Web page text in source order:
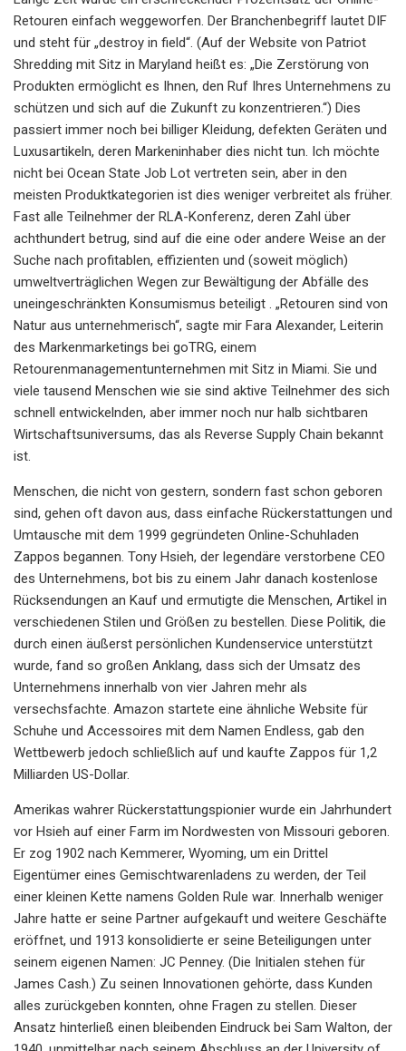
Retouren einfach weggeworfen. Der Branchenbegriff lautet DIF
und steht für „destroy in field“. (Auf der Website von Patriot
Shredding mit Sitz in Maryland heißt es: „Die Zerstörung von
Produkten ermöglicht es Ihnen, den Ruf Ihres Unternehmens zu
schützen und sich auf die Zukunft zu konzentrieren.“) Dies
passiert immer noch bei billiger Kleidung, defekten Geräten und
Luxusartikeln, deren Markeninhaber dies nicht tun. Ich möchte
nicht bei Ocean State Job Lot vertreten sein, aber in den
meisten Produktkategorien ist dies weniger verbreitet als früher.
Fast alle Teilnehmer der RLA-Konferenz, deren Zahl über
achthundert betrug, sind auf die eine oder andere Weise an der
Suche nach profitablen, effizienten und (soweit möglich)
umweltverträglichen Wegen zur Bewältigung der Abfälle des
uneingeschränkten Konsumismus beteiligt . „Retouren sind von
Natur aus unternehmerisch“, sagte mir Fara Alexander, Leiterin
des Markenmarketings bei goTRG, einem
Retourenmanagementunternehmen mit Sitz in Miami. Sie und
viele tausend Menschen wie sie sind aktive Teilnehmer des sich
schnell entwickelnden, aber immer noch nur halb sichtbaren
Wirtschaftsuniversums, das als Reverse Supply Chain bekannt
ist.
Menschen, die nicht von gestern, sondern fast schon geboren
sind, gehen oft davon aus, dass einfache Rückerstattungen und
Umtausche mit dem 1999 gegründeten Online-Schuhladen
Zappos begannen. Tony Hsieh, der legendäre verstorbene CEO
des Unternehmens, bot bis zu einem Jahr danach kostenlose
Rücksendungen an Kauf und ermutigte die Menschen, Artikel in
verschiedenen Stilen und Größen zu bestellen. Diese Politik, die
durch einen äußerst persönlichen Kundenservice unterstützt
wurde, fand so großen Anklang, dass sich der Umsatz des
Unternehmens innerhalb von vier Jahren mehr als
versechsfachte. Amazon startete eine ähnliche Website für
Schuhe und Accessoires mit dem Namen Endless, gab den
Wettbewerb jedoch schließlich auf und kaufte Zappos für 1,2
Milliarden US-Dollar.
Amerikas wahrer Rückerstattungspionier wurde ein Jahrhundert
vor Hsieh auf einer Farm im Nordwesten von Missouri geboren.
Er zog 1902 nach Kemmerer, Wyoming, um ein Drittel
Eigentümer eines Gemischtwarenladens zu werden, der Teil
einer kleinen Kette namens Golden Rule war. Innerhalb weniger
Jahre hatte er seine Partner aufgekauft und weitere Geschäfte
eröffnet, und 1913 konsolidierte er seine Beteiligungen unter
seinem eigenen Namen: JC Penney. (Die Initialen stehen für
James Cash.) Zu seinen Innovationen gehörte, dass Kunden
alles zurückgeben konnten, ohne Fragen zu stellen. Dieser
Ansatz hinterließ einen bleibenden Eindruck bei Sam Walton, der